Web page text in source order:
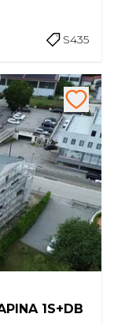
S435
1S+DB